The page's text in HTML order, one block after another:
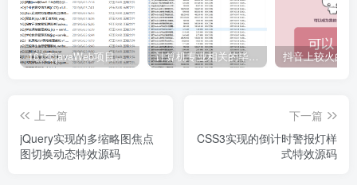
161套javaWeb项目源码免费分享 计算机专业相关的毕业设计论文合集免费下载
上一篇
jQuery实现的多缩略图焦点
图切换动态特效源码
下一篇
CSS3实现的倒计时警报灯样
式特效源码